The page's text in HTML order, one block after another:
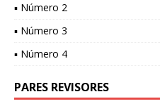
▪ Número 2
▪ Número 3
▪ Número 4
PARES REVISORES